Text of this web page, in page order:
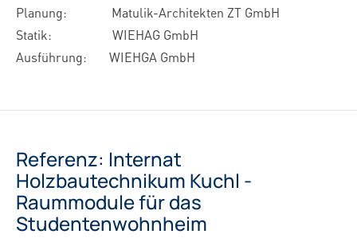
Planung:
Matulik-Architekten ZT GmbH
Statik:
WIEHAG GmbH
Ausführung:
WIEHGA GmbH
Referenz: Internat
Holzbautechnikum Kuchl -
Raummodule für das
Studentenwohnheim